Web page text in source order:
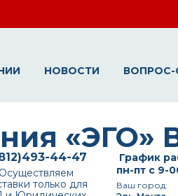
НОВОСТИ ВОПРОС-
График
пн-пт с 9-
Ваш город:
44-47
Осуществляем
только для